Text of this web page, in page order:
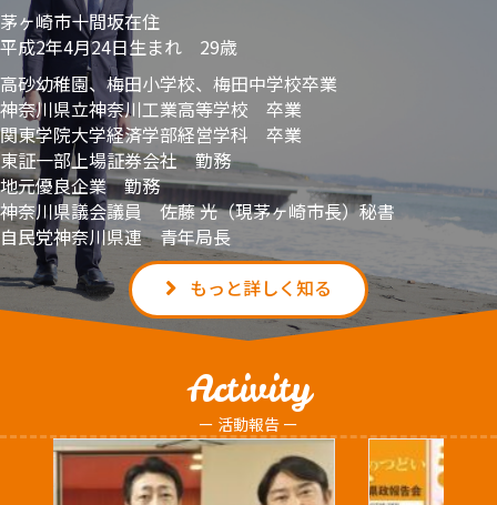
茅ヶ崎市十間坂在住
平成2年4月24日生まれ 29歳
高砂幼稚園、梅田小学校、梅田中学校卒業
神奈川県立神奈川工業高等学校 卒業
関東学院大学経済学部経営学科 卒業
東証一部上場証券会社 勤務
地元優良企業 勤務
神奈川県議会議員 佐藤 光（現茅ヶ崎市長）秘書
自民党神奈川県連 青年局長
もっと詳しく知る
Activity
ー 活動報告 ー